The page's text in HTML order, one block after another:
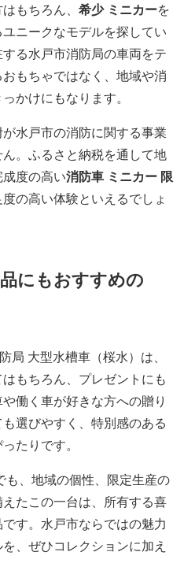
もちろん、 希少 ミニカーを
ニークなモデルを探してい
る水戸市消防局の車両をテ
もちゃではなく、地域や消
かけにもなります。
水戸市の消防に関する事業
。ふるさと納税を通して地
度の高い消防車 ミニカー 限
の高い体験といえるでしょ
にもおすすめの
局 大型水槽車（桜水）は、
もちろん、プレゼントにも
働く車が好きな方への贈り
選びやすく、特別感のある
たりです。
も、地域の個性、限定生産の
たこの一台は、所有する喜
す。水戸市ならではの魅力
、ぜひコレクションに加え